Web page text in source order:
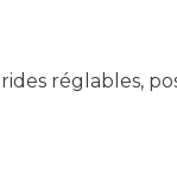
réglables,